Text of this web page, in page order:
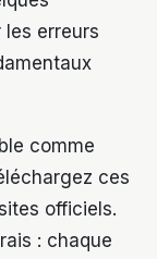
erreurs
comme
ces
officiels.
: chaque